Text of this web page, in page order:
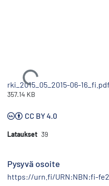
Ladataan...
rki_2015_05_2015-06-16_fi.pdf
357.14 KB
CC BY 4.0
Lataukset 39
Pysyvä osoite
https://urn.fi/URN:NBN:fi-